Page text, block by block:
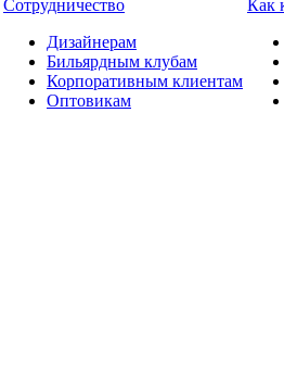
Сотрудничество
Дизайнерам
Бильярдным клубам
Корпоративным клиентам
Оптовикам
Как